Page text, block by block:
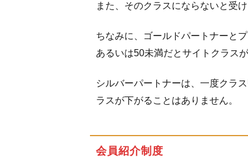
また、そのクラスにならないと受
ちなみに、ゴールドパートナーと
あるいは50未満だとサイトクラス
シルバーパートナーは、一度クラ
ラスが下がることはありません。
会員紹介制度